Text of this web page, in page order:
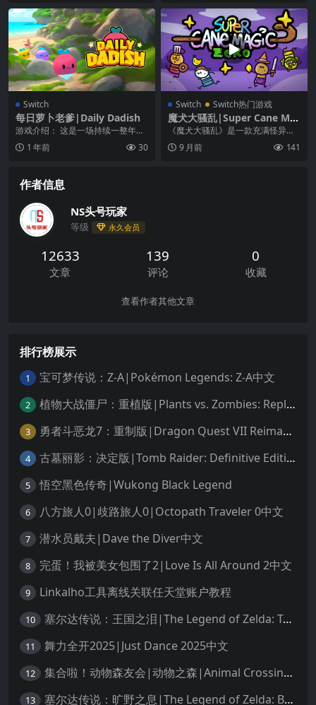
Switch
每日萝卜老爹|Daily Dadish
游戏介绍： 这是一场持续一整年的
冒险！Daily Dadish 是一款复古平
台游...1 年前 30
Switch Switch热门游戏
魔犬大骚乱|Super Cane Ma
gic Zero中文
《魔犬大骚乱》是一款充满怪异风
格的单机合作角色扮演动作游戏！
全盘相信人们说的话，...
9 月前 141
作者信息
NS头号玩家
等级 永久会员
12633
文章
139
评论
0
收藏
查看作者其他文章
排行榜展示
1 宝可梦传说：Z-A|Pokémon Legends: Z-A中文
2 植物大战僵尸：重植版|Plants vs. Zombies: Replanted中文
3 勇者斗恶龙7：重制版|Dragon Quest VII Reimagined中文
4 古墓丽影：决定版|Tomb Raider: Definitive Edition中文
5 悟空黑色传奇|Wukong Black Legend
6 八方旅人0|歧路旅人0|Octopath Traveler 0中文
7 潜水员戴夫|Dave the Diver中文
8 完蛋！我被美女包围了2|Love Is All Around 2中文
9 Linkalho工具离线关联任天堂账户教程
10 塞尔达传说：王国之泪|The Legend of Zelda: Tears of the Kingdom中文
11 舞力全开2025|Just Dance 2025中文
12 集合啦！动物森友会|动物之森|Animal Crossing: New Horizons中文
13 塞尔达传说：旷野之息|The Legend of Zelda: Breath of the Wild中文